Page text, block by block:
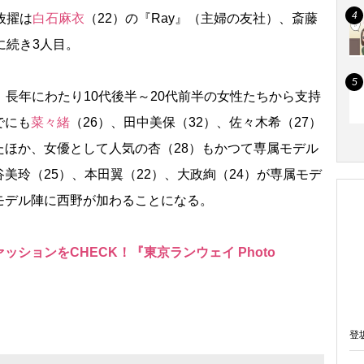
擢は白石麻衣 （22）の『Ray』（主婦の友社）、斎藤
き3人目。
年にわたり10代後半～20代前半の女性たちから支持
にも菜々緒 （26）、田中美保（32）、佐々木希（27）
か、女優として人気の杏（28）もかつて専属モデル
玲（25）、本田翼（22）、大政絢（24）が専属モデ
ル陣に西野が加わることになる。
ションをCHECK！『東京ランウェイ Photo
登